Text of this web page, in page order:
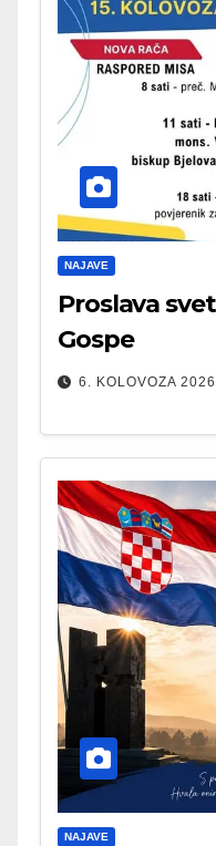
NAJAVE
Proslava
Gospe
6. KOLOVOZA 2026.
NAJAVE